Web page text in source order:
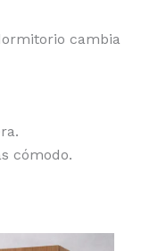
cambia
cómodo.